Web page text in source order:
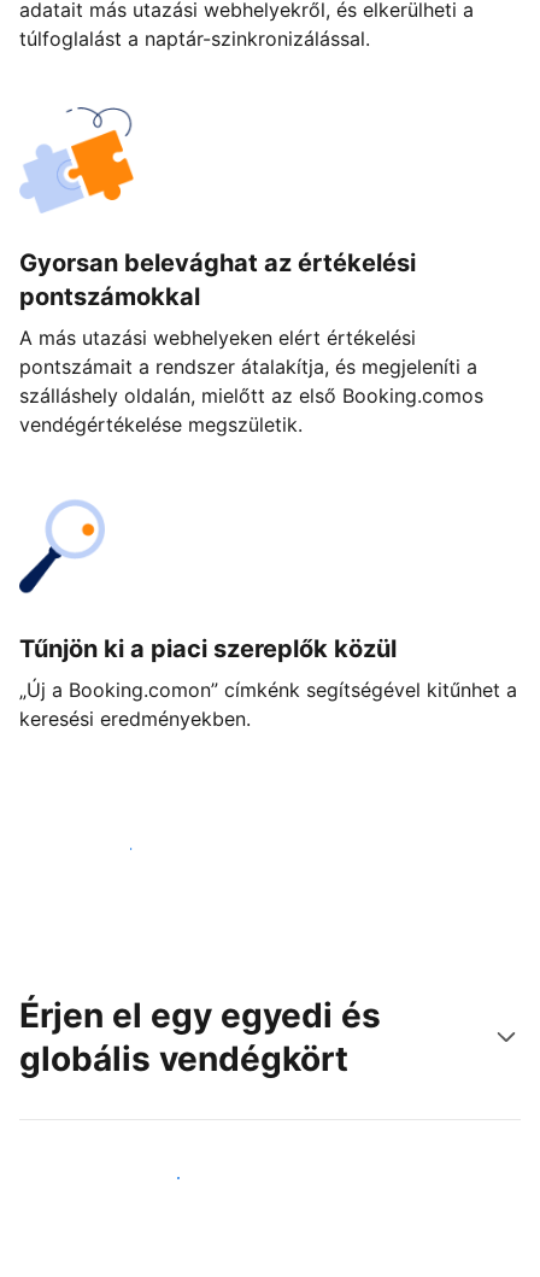
adatait más utazási webhelyekről, és elkerülheti a
túlfoglalást a naptár-szinkronizálással.
Gyorsan belevághat az értékelési
pontszámokkal
A más utazási webhelyeken elért értékelési
pontszámait a rendszer átalakítja, és megjeleníti a
szálláshely oldalán, mielőtt az első Booking.comos
vendégértékelése megszületik.
Tűnjön ki a piaci szereplők közül
„Új a Booking.comon” címkénk segítségével kitűnhet a
keresési eredményekben.
Vágjon bele még ma
Érjen el egy egyedi és
globális vendégkört
Érjen el új vendégeket még ma